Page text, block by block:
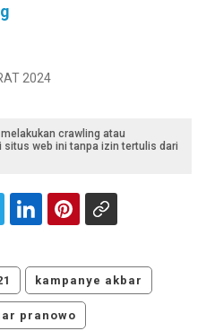
2024
crawling atau
web ini tanpa izin tertulis dari
kampanye akbar
pranowo